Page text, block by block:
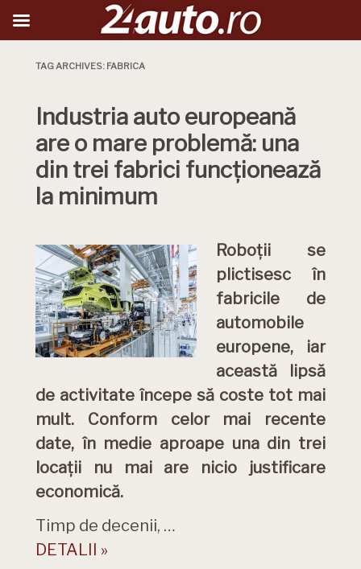
TAG ARCHIVES: FABRICA
Industria auto europeană
are o mare problemă: una
din trei fabrici funcționează
la minimum
Roboții se
plictisesc în
fabricile de
automobile
europene, iar
această lipsă
de activitate începe să coste tot mai
mult. Conform celor mai recente
date, în medie aproape una din trei
locații nu mai are nicio justificare
economică.
Timp de decenii, …
DETALII »